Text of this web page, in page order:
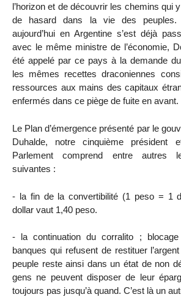
l’horizon et de découvrir les chemins qui
de hasard dans la vie des
aujourd’hui en Argentine s’est déjà
avec le même ministre de l’économie,
été appelé par ce pays à la demande
les mêmes recettes draconiennes
ressources aux mains des capitaux
enfermés dans ce piège de fuite en avant.
Le Plan d’émergence présenté par le
Duhalde, notre cinquième président
Parlement comprend entre autres
suivantes :
- la fin de la convertibilité (1 peso = 1
dollar vaut 1,40 peso.
- la continuation du corralito ;
banques qui refusent de restituer
peuple reste ainsi dans un état de non
gens ne peuvent disposer de leur
toujours pas jusqu’à quand. C’est là un